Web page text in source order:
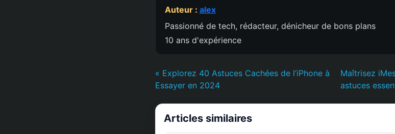
Auteur : alex
Passionné de tech, rédacteur, dénicheur de bons plans
10 ans d'expérience
« Explorez 40 Astuces Cachées de l’iPhone à
Essayer en 2024
Maîtrisez
astuces
Articles similaires